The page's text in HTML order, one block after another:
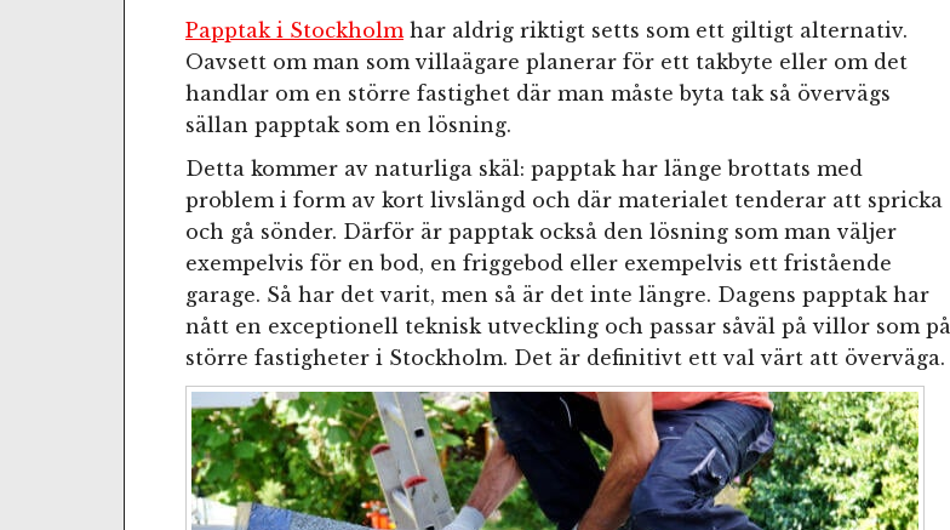
Papptak i Stockholm har aldrig riktigt setts som ett giltigt alternativ.
Oavsett om man som villaägare planerar för ett takbyte eller om det
handlar om en större fastighet där man måste byta tak så övervägs
sällan papptak som en lösning.
Detta kommer av naturliga skäl: papptak har länge brottats med
problem i form av kort livslängd och där materialet tenderar att spricka
och gå sönder. Därför är papptak också den lösning som man väljer
exempelvis för en bod, en friggebod eller exempelvis ett fristående
garage. Så har det varit, men så är det inte längre. Dagens papptak har
nått en exceptionell teknisk utveckling och passar såväl på villor som på
större fastigheter i Stockholm. Det är definitivt ett val värt att överväga.